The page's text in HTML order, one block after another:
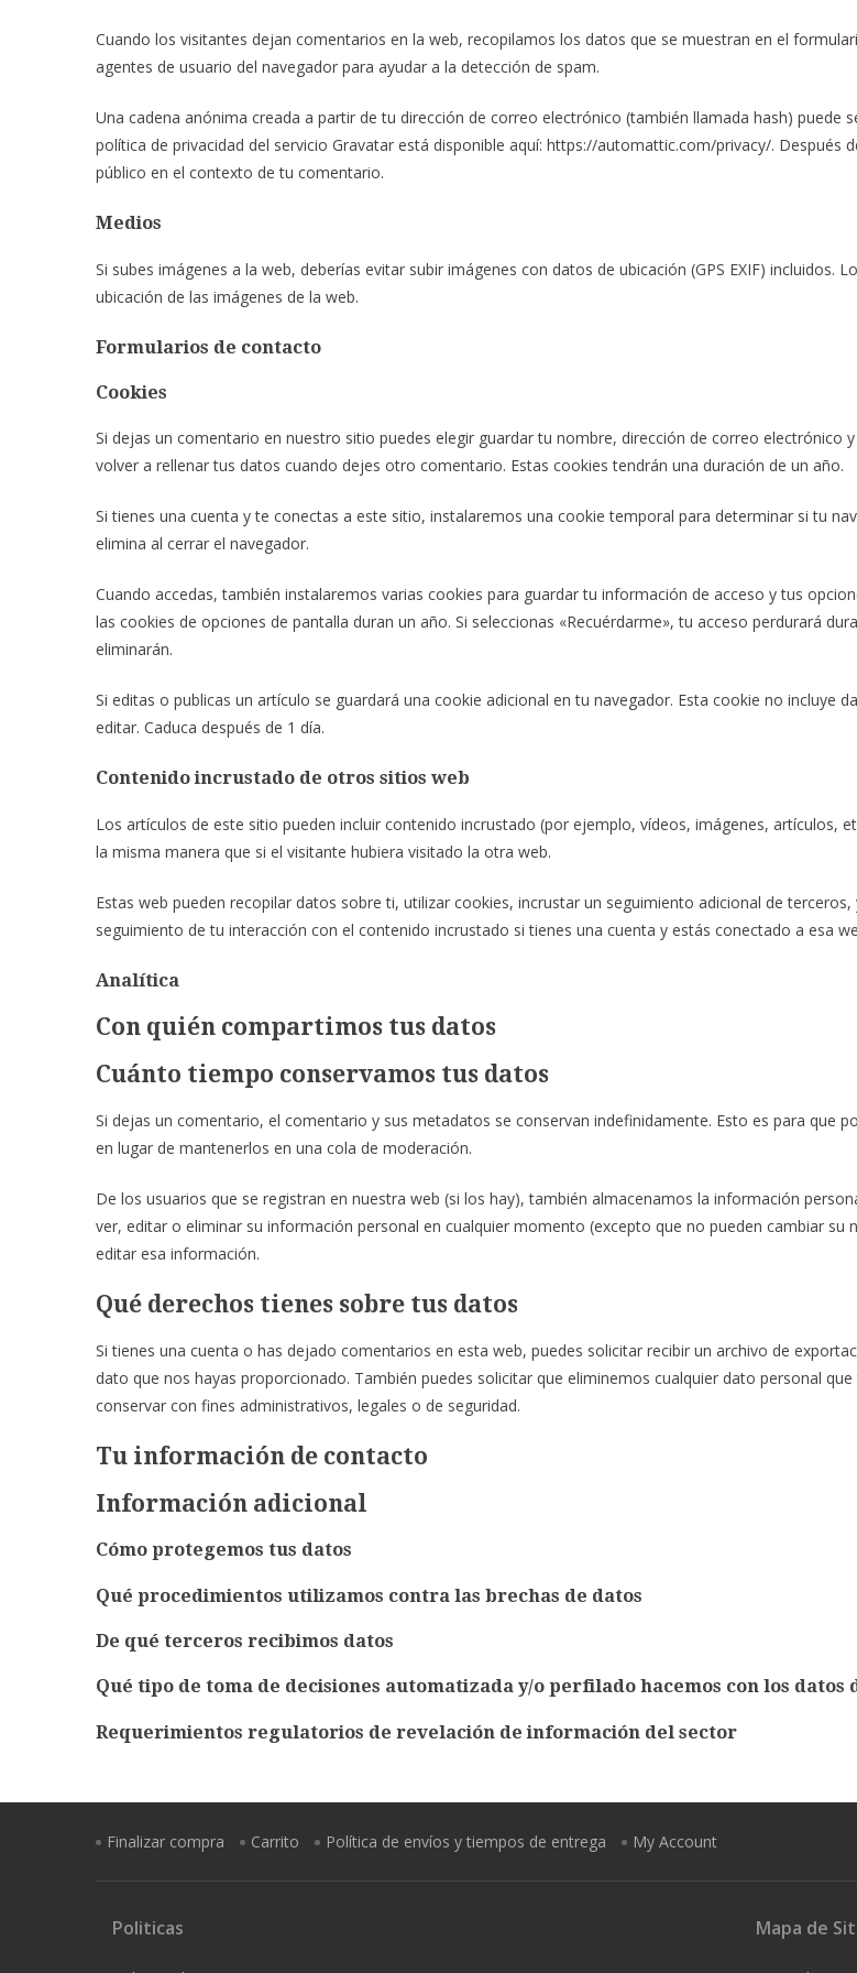
Cuando los visitantes dejan comentarios en la web, recopilamos los datos que se muestran en el
agentes de usuario del navegador para ayudar a la detección de spam.
Una cadena anónima creada a partir de tu dirección de correo electrónico (también llamada hash) puede
política de privacidad del servicio Gravatar está disponible aquí: https://automattic.com/privacy/.
público en el contexto de tu comentario.
Medios
Si subes imágenes a la web, deberías evitar subir imágenes con datos de ubicación (GPS EXIF) incluidos.
ubicación de las imágenes de la web.
Formularios de contacto
Cookies
Si dejas un comentario en nuestro sitio puedes elegir guardar tu nombre, dirección de correo electrónico
volver a rellenar tus datos cuando dejes otro comentario. Estas cookies tendrán una duración de un año.
Si tienes una cuenta y te conectas a este sitio, instalaremos una cookie temporal para determinar si tu
elimina al cerrar el navegador.
Cuando accedas, también instalaremos varias cookies para guardar tu información de acceso y tus
las cookies de opciones de pantalla duran un año. Si seleccionas «Recuérdarme», tu acceso perdurará
eliminarán.
Si editas o publicas un artículo se guardará una cookie adicional en tu navegador. Esta cookie no incluye
editar. Caduca después de 1 día.
Contenido incrustado de otros sitios web
Los artículos de este sitio pueden incluir contenido incrustado (por ejemplo, vídeos, imágenes, artículos,
la misma manera que si el visitante hubiera visitado la otra web.
Estas web pueden recopilar datos sobre ti, utilizar cookies, incrustar un seguimiento adicional de
seguimiento de tu interacción con el contenido incrustado si tienes una cuenta y estás conectado a esa
Analítica
Con quién compartimos tus datos
Cuánto tiempo conservamos tus datos
Si dejas un comentario, el comentario y sus metadatos se conservan indefinidamente. Esto es para que
en lugar de mantenerlos en una cola de moderación.
De los usuarios que se registran en nuestra web (si los hay), también almacenamos la información
ver, editar o eliminar su información personal en cualquier momento (excepto que no pueden cambiar
editar esa información.
Qué derechos tienes sobre tus datos
Si tienes una cuenta o has dejado comentarios en esta web, puedes solicitar recibir un archivo de
dato que nos hayas proporcionado. También puedes solicitar que eliminemos cualquier dato personal
conservar con fines administrativos, legales o de seguridad.
Tu información de contacto
Información adicional
Cómo protegemos tus datos
Qué procedimientos utilizamos contra las brechas de datos
De qué terceros recibimos datos
Qué tipo de toma de decisiones automatizada y/o perfilado hacemos con los datos
Requerimientos regulatorios de revelación de información del sector
Finalizar compra Carrito Política de envíos y tiempos de entrega My Account
Politicas Mapa de